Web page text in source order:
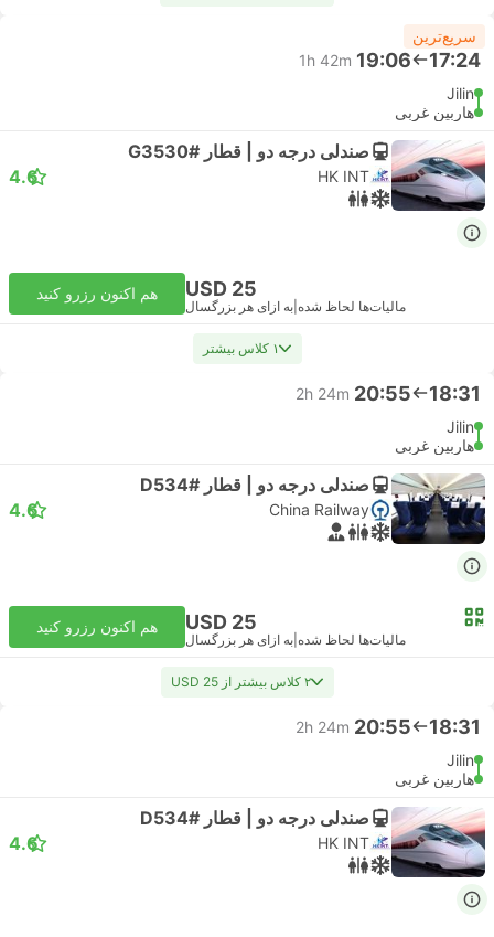
سریع‌ترین
17:24
19:06
1h 42m
Jilin
هاربین غربی
صندلی درجه دو | قطار #G3530
HK INT
4.6
USD 25
مالیات‌ها لحاظ شده به ازای هر بزرگسال
هم اکنون رزرو کنید
۱ کلاس بیشتر
18:31
20:55
2h 24m
Jilin
هاربین غربی
صندلی درجه دو | قطار #D534
China Railway
4.6
USD 25
مالیات‌ها لحاظ شده به ازای هر بزرگسال
هم اکنون رزرو کنید
۲ کلاس بیشتر از USD 25
18:31
20:55
2h 24m
Jilin
هاربین غربی
صندلی درجه دو | قطار #D534
HK INT
4.6